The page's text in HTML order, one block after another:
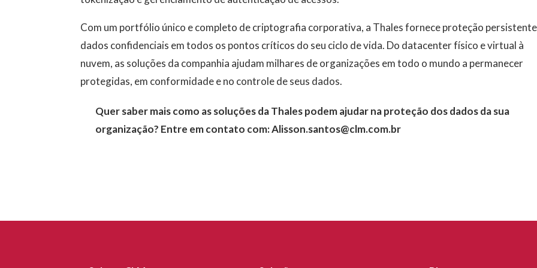
Com um portfólio único e completo de criptografia corporativa, a Thales fornece proteção
dados confidenciais em todos os pontos críticos do seu ciclo de vida. Do datacenter físico e virtual à
nuvem, as soluções da companhia ajudam milhares de organizações em todo o mundo a permanecer
protegidas, em conformidade e no controle de seus dados.
Quer saber mais como as soluções da Thales podem ajudar na proteção dos dados da sua
organização? Entre em contato com: Alisson.santos@clm.com.br